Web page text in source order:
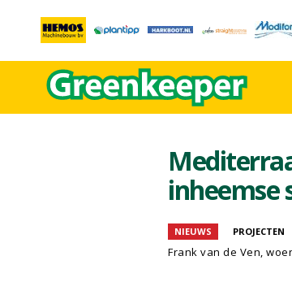
inheemse
NIEUWS PROJECTEN
Frank van de Ven,